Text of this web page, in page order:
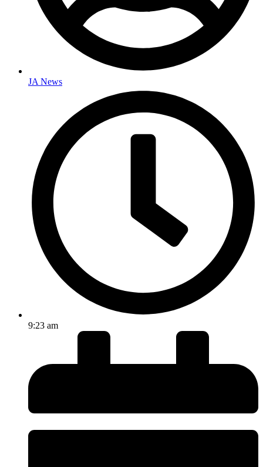
JA News
9:23 am